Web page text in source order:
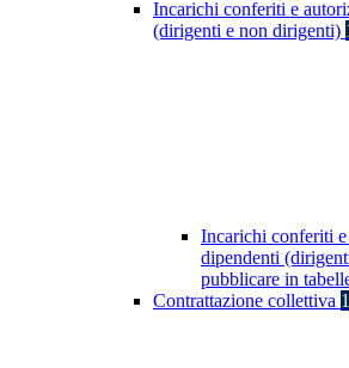
Incarichi conferiti e
(dirigenti e non dirigenti)
Incarichi conferiti
dipendenti
pubblicare in
Contrattazione collettiva 1